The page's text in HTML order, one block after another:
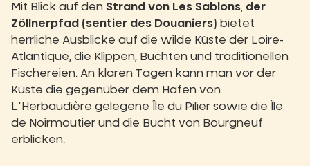
Mit Blick auf den Strand von Les Sablons, der
Zöllnerpfad (sentier des Douaniers) bietet
herrliche Ausblicke auf die wilde Küste der Loire-
Atlantique, die Klippen, Buchten und traditionellen
Fischereien. An klaren Tagen kann man vor der
Küste die gegenüber dem Hafen von
L'Herbaudière gelegene Île du Pilier sowie die Île
de Noirmoutier und die Bucht von Bourgneuf
erblicken.